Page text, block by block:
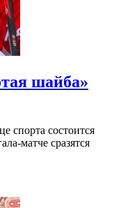
шайба»
спорта состоится
матче сразятся